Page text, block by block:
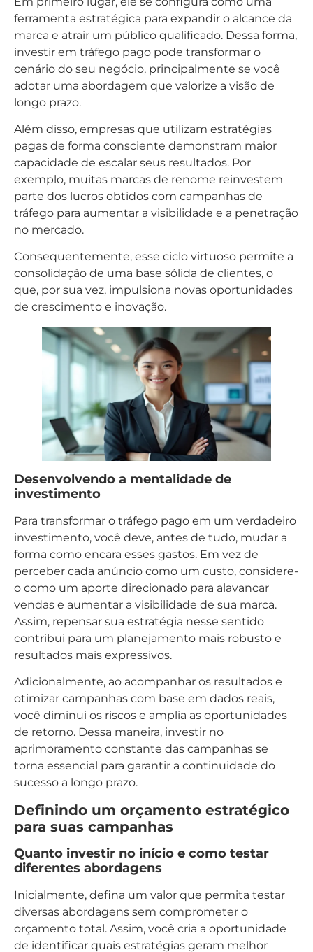
ferramenta estratégica para expandir o alcance da
marca e atrair um público qualificado. Dessa forma,
investir em tráfego pago pode transformar o
cenário do seu negócio, principalmente se você
adotar uma abordagem que valorize a visão de
longo prazo.
Além disso, empresas que utilizam estratégias
pagas de forma consciente demonstram maior
capacidade de escalar seus resultados. Por
exemplo, muitas marcas de renome reinvestem
parte dos lucros obtidos com campanhas de
tráfego para aumentar a visibilidade e a penetração
no mercado.
Consequentemente, esse ciclo virtuoso permite a
consolidação de uma base sólida de clientes, o
que, por sua vez, impulsiona novas oportunidades
de crescimento e inovação.
Desenvolvendo a mentalidade de
investimento
Para transformar o tráfego pago em um verdadeiro
investimento, você deve, antes de tudo, mudar a
forma como encara esses gastos. Em vez de
perceber cada anúncio como um custo, considere-
o como um aporte direcionado para alavancar
vendas e aumentar a visibilidade de sua marca.
Assim, repensar sua estratégia nesse sentido
contribui para um planejamento mais robusto e
resultados mais expressivos.
Adicionalmente, ao acompanhar os resultados e
otimizar campanhas com base em dados reais,
você diminui os riscos e amplia as oportunidades
de retorno. Dessa maneira, investir no
aprimoramento constante das campanhas se
torna essencial para garantir a continuidade do
sucesso a longo prazo.
Definindo um orçamento estratégico
para suas campanhas
Quanto investir no início e como testar
diferentes abordagens
Inicialmente, defina um valor que permita testar
diversas abordagens sem comprometer o
orçamento total. Assim, você cria a oportunidade
de identificar quais estratégias geram melhor